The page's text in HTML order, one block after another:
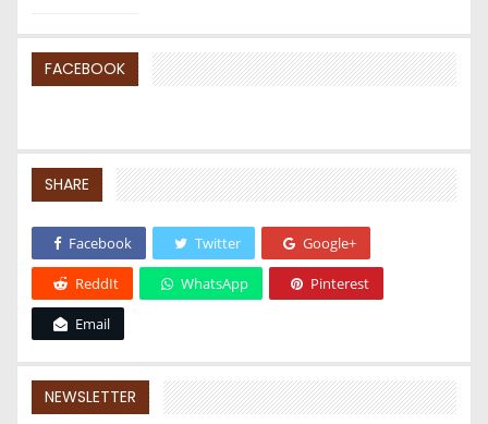
FACEBOOK
SHARE
Facebook Twitter Google+
ReddIt WhatsApp Pinterest
Email
NEWSLETTER